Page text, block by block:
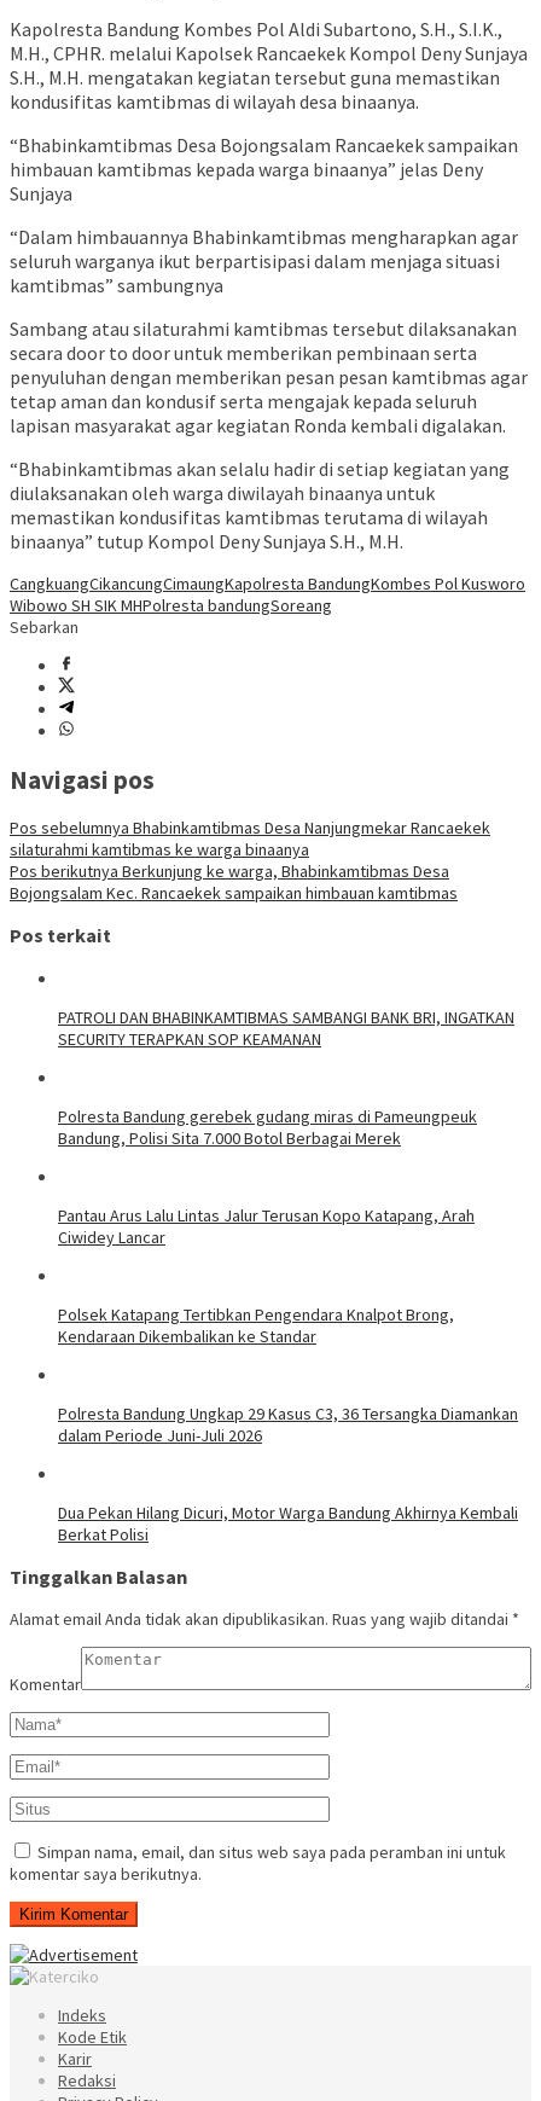
Kapolresta Bandung Kombes Pol Aldi Subartono, S.H., S.I.K.,
M.H., CPHR. melalui Kapolsek Rancaekek Kompol Deny Sunjaya
S.H., M.H. mengatakan kegiatan tersebut guna memastikan
kondusifitas kamtibmas di wilayah desa binaanya.
“Bhabinkamtibmas Desa Bojongsalam Rancaekek sampaikan
himbauan kamtibmas kepada warga binaanya” jelas Deny
Sunjaya
“Dalam himbauannya Bhabinkamtibmas mengharapkan agar
seluruh warganya ikut berpartisipasi dalam menjaga situasi
kamtibmas” sambungnya
Sambang atau silaturahmi kamtibmas tersebut dilaksanakan
secara door to door untuk memberikan pembinaan serta
penyuluhan dengan memberikan pesan pesan kamtibmas agar
tetap aman dan kondusif serta mengajak kepada seluruh
lapisan masyarakat agar kegiatan Ronda kembali digalakan.
“Bhabinkamtibmas akan selalu hadir di setiap kegiatan yang
diulaksanakan oleh warga diwilayah binaanya untuk
memastikan kondusifitas kamtibmas terutama di wilayah
binaanya” tutup Kompol Deny Sunjaya S.H., M.H.
CangkuangCikancungCimaungKapolresta BandungKombes Pol Kusworo
Wibowo SH SIK MHPolresta bandungSoreang
Sebarkan
Navigasi pos
Pos sebelumnya Bhabinkamtibmas Desa Nanjungmekar Rancaekek
silaturahmi kamtibmas ke warga binaanya
Pos berikutnya Berkunjung ke warga, Bhabinkamtibmas Desa
Bojongsalam Kec. Rancaekek sampaikan himbauan kamtibmas
Pos terkait
‎PATROLI DAN BHABINKAMTIBMAS SAMBANGI BANK BRI, INGATKAN
SECURITY TERAPKAN SOP KEAMANAN
Polresta Bandung gerebek gudang miras di Pameungpeuk
Bandung, Polisi Sita 7.000 Botol Berbagai Merek
Pantau Arus Lalu Lintas Jalur Terusan Kopo Katapang, Arah
Ciwidey Lancar
Polsek Katapang Tertibkan Pengendara Knalpot Brong,
Kendaraan Dikembalikan ke Standar
Polresta Bandung Ungkap 29 Kasus C3, 36 Tersangka Diamankan
dalam Periode Juni-Juli 2026
Dua Pekan Hilang Dicuri, Motor Warga Bandung Akhirnya Kembali
Berkat Polisi
Tinggalkan Balasan
Alamat email Anda tidak akan dipublikasikan. Ruas yang wajib ditandai *
Komentar
Simpan nama, email, dan situs web saya pada peramban ini untuk
komentar saya berikutnya.
Indeks
Kode Etik
Karir
Redaksi